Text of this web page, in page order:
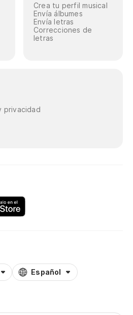
Crea tu perfil musical
Envía álbumes
Envía letras
Correcciones de
letras
privacidad
Español